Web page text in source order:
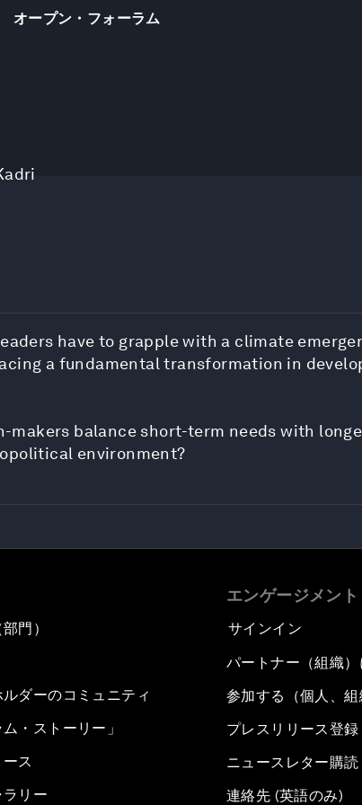
オープン・フォーラム
have to grapple with a climate
a fundamental transformation in
makers balance short-term needs with
environment?
門）
ダーのコミュニティ
ム・ストーリー」
ス
リー
エンゲージメント
サインイン
パートナー（組織）
参加する（個人、組
プレスリリース登録
ニュースレター購読
連絡先 (英語のみ)